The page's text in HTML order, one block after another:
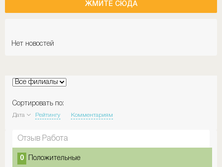
ЖМИТЕ СЮДА
Нет новостей
Сортировать по:
Дата Рейтингу Комментариям
Отзыв Работа
0 Положительные